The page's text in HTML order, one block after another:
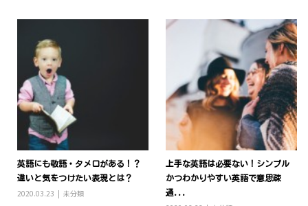
英語にも敬語・タメ口がある！？
違いと気をつけたい表現とは？
2020.03.23 未分類
上手な英語は必要ない！シンプル
かつわかりやすい英語で意思疎
通...